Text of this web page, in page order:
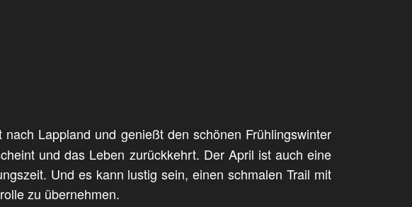
Lappland und genießt den schönen Frühlingswinter
und das Leben zurückkehrt. Der April ist auch eine
Und es kann lustig sein, einen schmalen Trail mit
zu übernehmen.